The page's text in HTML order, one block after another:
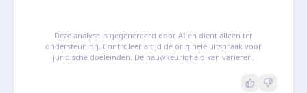
Deze analyse is gegenereerd door AI en dient alleen ter
ondersteuning. Controleer altijd de originele uitspraak voor
juridische doeleinden. De nauwkeurigheid kan variëren.